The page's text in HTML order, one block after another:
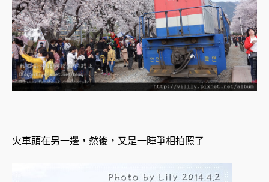
火車頭在另一邊，然後，又是一陣爭相拍照了